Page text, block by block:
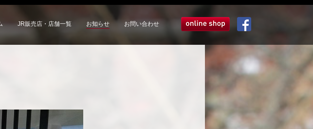
JR販売店・店舗一覧 お知らせ お問い合わせ オンラインショップ